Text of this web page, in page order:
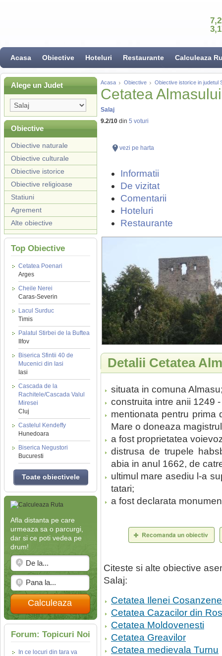
Acasa Obiective Hoteluri Restaurante Calculeaza
Alege un Judet
Obiective
Obiective naturale
Obiective culturale
Obiective istorice
Obiective religioase
Statiuni
Agrement
Alte obiective
Top Obiective
Cetatea Poenari
Arges
Cheile Nerei
Caras-Severin
Lacul Surduc
Timis
Palatul Stirbei de la Buftea
Ilfov
Biserica Sfintii 40 de
Mucenici din Iasi
Iasi
Cascada de la
Rachitele/Cascada Valul
Miresei
Cluj
Castelul Kendeffy
Hunedoara
Biserica Negustori
Bucuresti
Toate obiectivele
Afla distanta pe care
urmeaza sa o parcurgi,
dar si ce poti vedea pe
drum!
Calculeaza
Forum: Topicuri Noi
In ce locuri din tara va
Acasa Obiective Obiective istorice in judetul
Cetatea Almasului
Salaj
9.2/10 din 5 voturi
vezi pe harta
Informatii
De vizitat
Comentarii
Hoteluri
Restaurante
Detalii Cetatea
situata in comuna
construita intre anii 1249
mentionata pentru prima
Mare o doneaza
a fost proprietatea
distrusa de trupele
abia in anul 1662, de
ultimul mare asediu l-a
tatari;
a fost declarata
Citeste si alte obiective
Salaj:
Cetatea Ilenei Cosanzene
Cetatea Cazacilor din
Cetatea Moldovenesti
Cetatea Greavilor
Cetatea medievala Turnu